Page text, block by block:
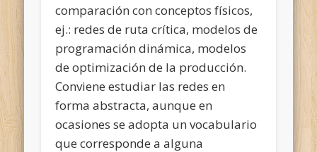
comparación con conceptos físicos,
ej.: redes de ruta crítica, modelos de
programación dinámica, modelos
de optimización de la producción.
Conviene estudiar las redes en
forma abstracta, aunque en
ocasiones se adopta un vocabulario
que corresponde a alguna